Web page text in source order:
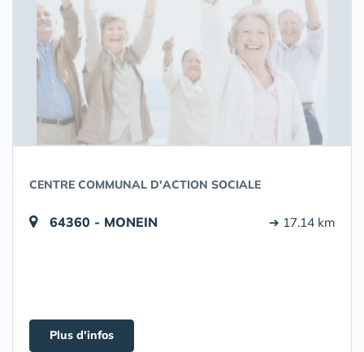
CENTRE COMMUNAL D'ACTION SOCIALE
64360 - MONEIN ➔ 17.14 km
Plus d'infos